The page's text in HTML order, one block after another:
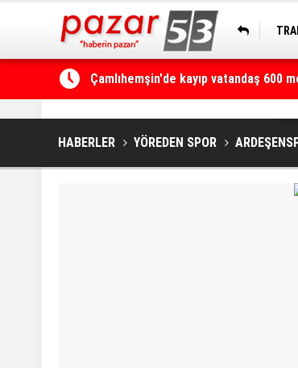
Kaçkarlar, UTMB heyecanına ikinci
HABERLER YÖREDEN SPOR